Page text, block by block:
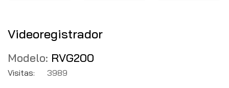
Videoregistrador
Modelo: RVG200
Visitas: 3989